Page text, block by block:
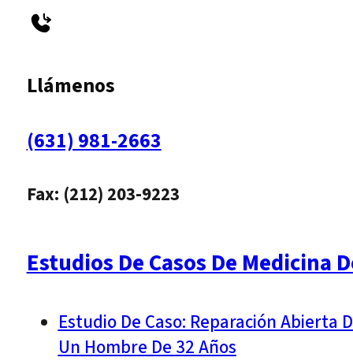
Llámenos
(631) 981-2663
Fax: (212) 203-9223
Estudios De Casos De Medicina
Estudio De Caso: Reparación Abierta
Un Hombre De 32 Años